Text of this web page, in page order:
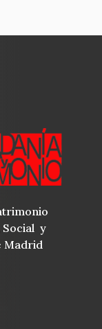
Social y
Madrid